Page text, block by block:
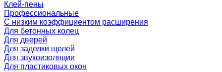
Клей-пены
Профессиональные
С низким коэффициентом расширения
Для бетонных колец
Для дверей
Для заделки щелей
Для звукоизоляции
Для пластиковых окон